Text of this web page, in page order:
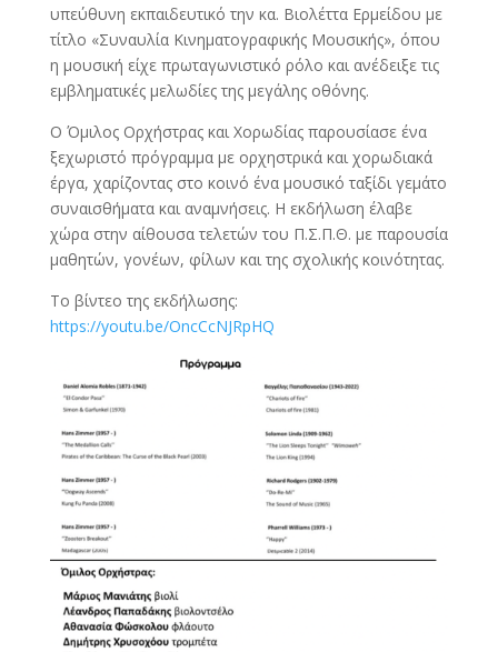
υπεύθυνη εκπαιδευτικό την κα. Βιολέττα Ερμείδου με
τίτλο «Συναυλία Κινηματογραφικής Μουσικής», όπου
η μουσική είχε πρωταγωνιστικό ρόλο και ανέδειξε τις
εμβληματικές μελωδίες της μεγάλης οθόνης.
Ο Όμιλος Ορχήστρας και Χορωδίας παρουσίασε ένα
ξεχωριστό πρόγραμμα με ορχηστρικά και χορωδιακά
έργα, χαρίζοντας στο κοινό ένα μουσικό ταξίδι γεμάτο
συναισθήματα και αναμνήσεις. Η εκδήλωση έλαβε
χώρα στην αίθουσα τελετών του Π.Σ.Π.Θ. με παρουσία
μαθητών, γονέων, φίλων και της σχολικής κοινότητας.
Το βίντεο της εκδήλωσης:
https://youtu.be/OncCcNJRpHQ